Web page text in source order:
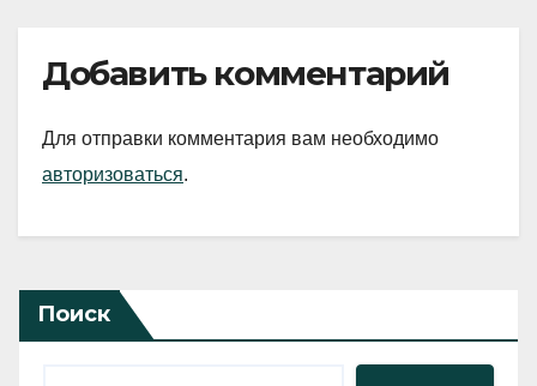
Добавить комментарий
Для отправки комментария вам необходимо
авторизоваться.
Поиск